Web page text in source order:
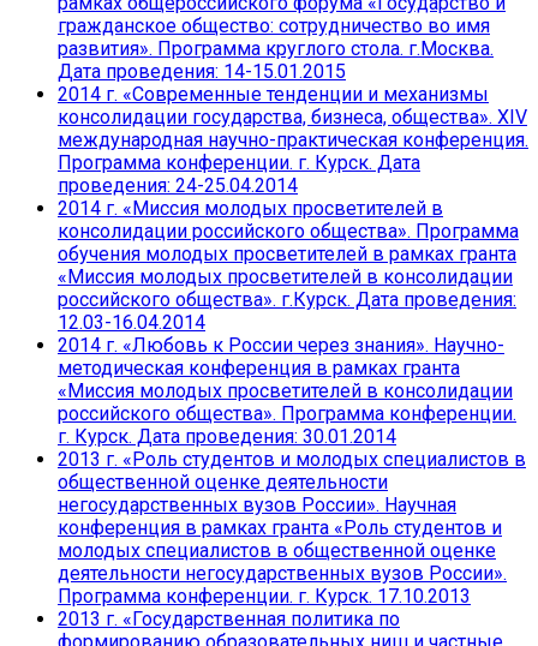
гражданское общество: сотрудничество во имя
развития». Программа круглого стола. г.Москва.
Дата проведения: 14-15.01.2015
2014 г. «Современные тенденции и механизмы
консолидации государства, бизнеса, общества». XIV
международная научно-практическая конференция.
Программа конференции. г. Курск. Дата
проведения: 24-25.04.2014
2014 г. «Миссия молодых просветителей в
консолидации российского общества». Программа
обучения молодых просветителей в рамках гранта
«Миссия молодых просветителей в консолидации
российского общества». г.Курск. Дата проведения:
12.03-16.04.2014
2014 г. «Любовь к России через знания». Научно-
методическая конференция в рамках гранта
«Миссия молодых просветителей в консолидации
российского общества». Программа конференции.
г. Курск. Дата проведения: 30.01.2014
2013 г. «Роль студентов и молодых специалистов в
общественной оценке деятельности
негосударственных вузов России». Научная
конференция в рамках гранта «Роль студентов и
молодых специалистов в общественной оценке
деятельности негосударственных вузов России».
Программа конференции. г. Курск. 17.10.2013
2013 г. «Государственная политика по